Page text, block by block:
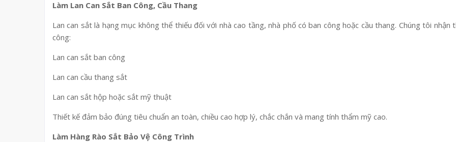
Làm Lan Can Sắt Ban Công, Cầu Thang
Lan can sắt là hạng mục không thể thiếu đối với nhà cao tầng, nhà phố có ban công hoặc cầu thang. Chúng tôi nhận
công:
Lan can sắt ban công
Lan can cầu thang sắt
Lan can sắt hộp hoặc sắt mỹ thuật
Thiết kế đảm bảo đúng tiêu chuẩn an toàn, chiều cao hợp lý, chắc chắn và mang tính thẩm mỹ cao.
Làm Hàng Rào Sắt Bảo Vệ Công Trình